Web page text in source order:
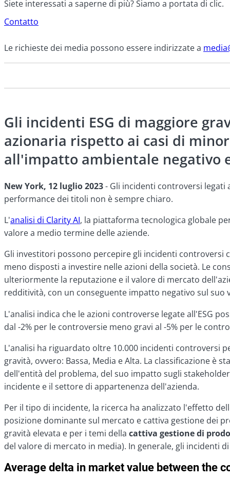
Siete interessati a saperne di più? Siamo a portata di clic.
Contatto
Le richieste dei media possono essere indirizzate a
Gli incidenti ESG di maggiore
azionaria rispetto ai casi di
all'impatto ambientale negativo
New York, 12 luglio 2023- Gli incidenti controversi legati
performance dei titoli non è sempre chiaro.
L'analisi di Clarity AI, la piattaforma tecnologica globale
valore a medio termine delle aziende.
Gli investitori possono percepire gli incidenti controversi
meno disposti a investire nelle azioni della società. Le
ulteriormente la reputazione e il valore di mercato
redditività, con un conseguente impatto negativo sul suo
L'analisi indica che le azioni controverse legate all'ESG
dal -2% per le controversie meno gravi al -5% per le
L'analisi ha riguardato oltre 10.000 incidenti controversi
gravità, ovvero: Bassa, Media e Alta. La classificazione è
dell'entità del problema, del suo impatto sugli
incidente e il settore di appartenenza dell'azienda.
Per il tipo di incidente, la ricerca ha analizzato l'effetto
posizione dominante sul mercato e cattiva gestione dei
gravità elevata e per i temi della cattiva gestione di
del valore di mercato in media). In generale, gli incidenti